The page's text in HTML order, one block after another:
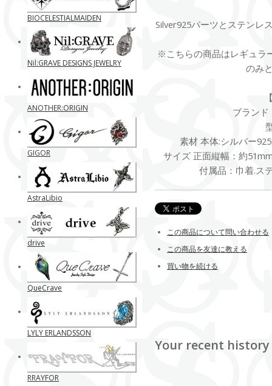
Silver925パーツとステンレ
※こちらの商品はレギュラ
のみ
ブランド
素材 本体:シルバー
サイズ 正面縦幅：約
付属品：巾着.ス
この商品について問い合わせる
この商品を友達に教える
買い物を続ける
Your recent history
BIOCELESTIALMAIDEN
Nil:GRAVE DESIGNS JEWELRY
ANOTHER:ORIGIN
GIGOR
AstraLibio
drive
QueCrave
LYLY ERLANDSSON
RRAYFOR